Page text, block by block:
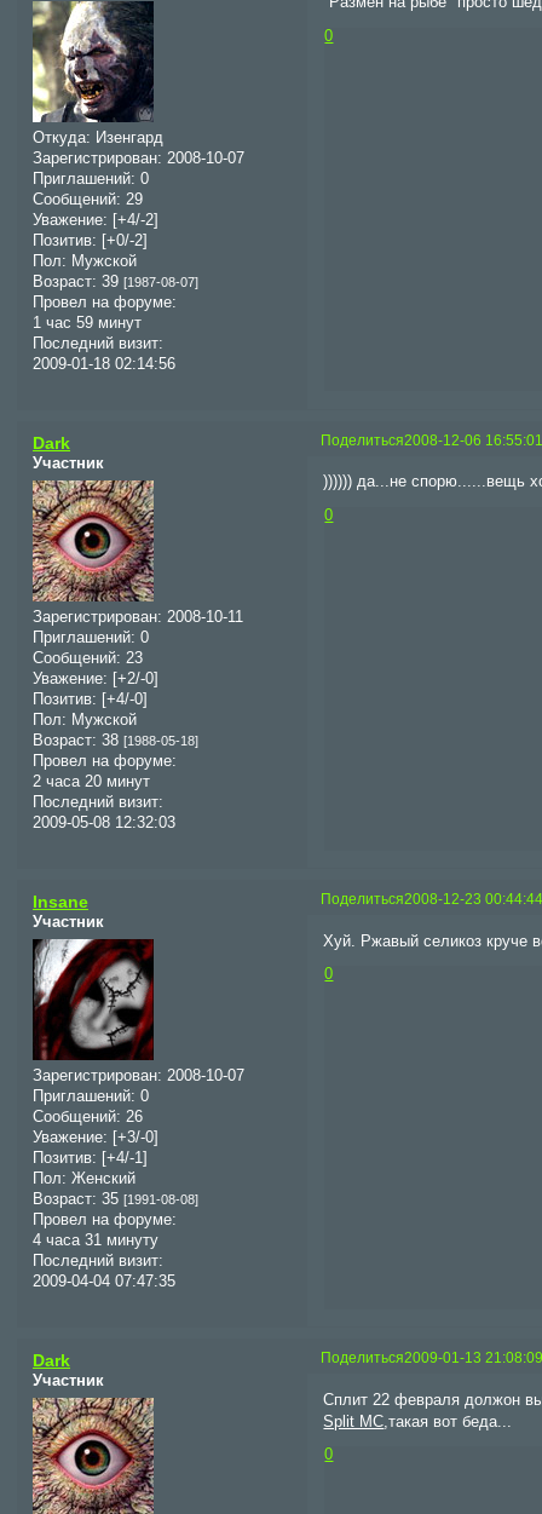
Откуда: Изенгард
Зарегистрирован: 2008-10-07
Приглашений: 0
Сообщений: 29
Уважение: [+4/-2]
Позитив: [+0/-2]
Пол: Мужской
Возраст: 39[1987-08-07]
Провел на форуме:
1 час 59 минут
Последний визит:
2009-01-18 02:14:56
0
Поделиться2008-12-06 16:55:01
Dark
Участник
Зарегистрирован: 2008-10-11
Приглашений: 0
Сообщений: 23
Уважение:
[+2/-0]
Позитив:
[+4/-0]
Пол: Мужской
Возраст: 38[1988-05-18]
Провел на форуме:
2 часа 20 минут
Последний визит:
2009-05-08 12:32:03
)))))) да...не спорю......вещь
0
Поделиться2008-12-23 00:44:44
Insane
Участник
Зарегистрирован: 2008-10-07
Приглашений: 0
Сообщений: 26
Уважение:
[+3/-0]
Позитив:
[+4/-1]
Пол: Женский
Возраст: 35[1991-08-08]
Провел на форуме:
4 часа 31 минуту
Последний визит:
2009-04-04 07:47:35
Хуй. Ржавый селикоз круче
0
Поделиться2009-01-13 21:08:09
Dark
Участник
Сплит 22 февраля должон
Split MC ,такая вот беда...
0